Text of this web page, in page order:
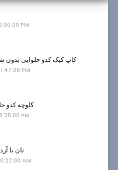
PM
کاپ کیک کدو حلوایی بدون
PM
کلوچه کدو
PM
نان با
AM